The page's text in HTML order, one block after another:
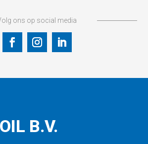
ons op social media
B.V.